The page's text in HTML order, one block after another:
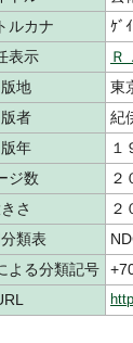
ルカナ
ｹﾞ
表示
Ｒ
地
東
者
紀
年
１
ジ数
２
さ
２
類表
よる分類記号